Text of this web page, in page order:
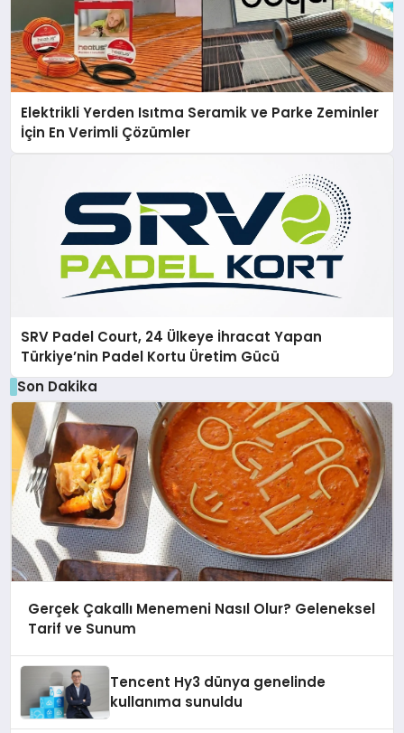
Elektrikli Yerden Isıtma Seramik ve Parke Zeminler
İçin En Verimli Çözümler
SRV Padel Court, 24 Ülkeye İhracat Yapan
Türkiye’nin Padel Kortu Üretim Gücü
Son Dakika
Gerçek Çakallı Menemeni Nasıl Olur? Geleneksel
Tarif ve Sunum
Tencent Hy3 dünya genelinde
kullanıma sunuldu